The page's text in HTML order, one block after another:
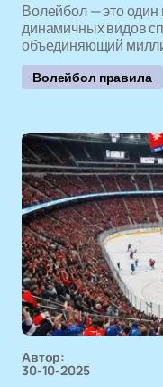
Волейбол — это
динамичных видов
объединяющий
Волейбол правила
Автор:
30-10-2025